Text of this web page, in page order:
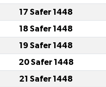
17 Safer 1448
18 Safer 1448
19 Safer 1448
20 Safer 1448
21 Safer 1448